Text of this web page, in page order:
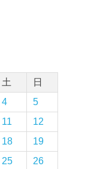
土
日
4
5
11
12
18
19
25
26